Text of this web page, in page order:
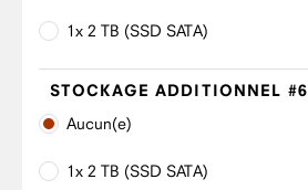
1x 2 TB (SSD SATA)
STOCKAGE ADDITIONNEL #6
Aucun(e)
1x 2 TB (SSD SATA)